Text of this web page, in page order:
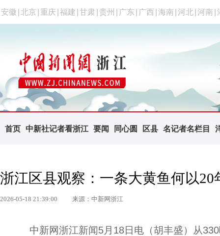
安徽 北京 重庆 福建 甘肃 贵州 广东 广西 海南 河北 河南
首页 中新社记者看浙江 要闻 同心圆 区县 名记者名栏目
浙江区县观察：一条大黄鱼何以20
2026-05-18 21:39:00 来源：中新网浙江
中新网浙江新闻5月18日电（胡丰盛）从330